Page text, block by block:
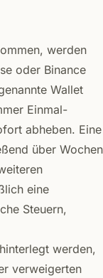
werden
oder Binance
Wallet
Einmal-
abheben. Eine
über Wochen
eine
Steuern,
werden,
verweigerten